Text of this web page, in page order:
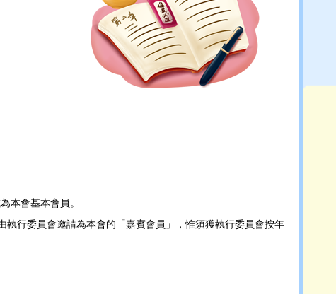
本會基本會員。
行委員會邀請為本會的「嘉賓會員」，惟須獲執行委員會按年